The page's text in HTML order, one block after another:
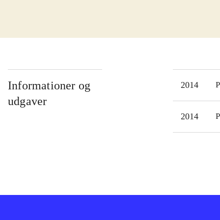
Informationer og
udgaver
2014
2014